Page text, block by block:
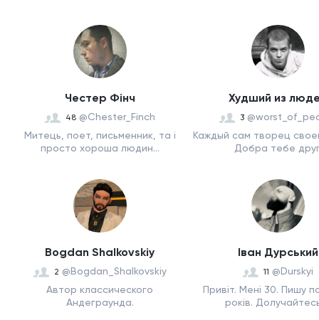
Честер Фінч
48 @Chester_Finch
Митець, поет, письменник, та і
просто хороша людин...
Худший из
3
Каждый сам творец
Добра тебе
Bogdan Shalkovskiy
2 @Bogdan_Shalkovskiy
Автор классического
Андеграунда.
Іван Дурський
11 @Durskyi
Привіт. Мені 30. Пишу
років.